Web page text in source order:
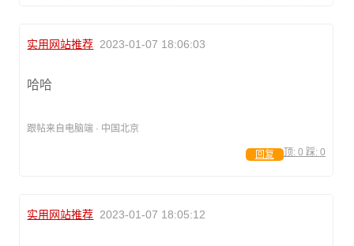
实用网站推荐 2023-01-07 18:06:03
哈哈
跟帖来自电脑端 · 中国北京
顶: 0 踩: 0
回复
实用网站推荐 2023-01-07 18:05:12